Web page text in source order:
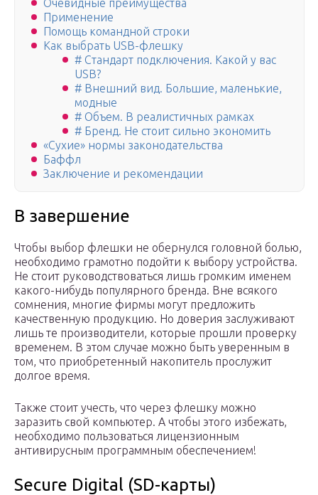
Очевидные преимущества
Применение
Помощь командной строки
Как выбрать USB-флешку
# Стандарт подключения. Какой у вас
USB?
# Внешний вид. Большие, маленькие,
модные
# Объем. В реалистичных рамках
# Бренд. Не стоит сильно экономить
«Сухие» нормы законодательства
Баффл
Заключение и рекомендации
В завершение
Чтобы выбор флешки не обернулся головной болью,
необходимо грамотно подойти к выбору устройства.
Не стоит руководствоваться лишь громким именем
какого-нибудь популярного бренда. Вне всякого
сомнения, многие фирмы могут предложить
качественную продукцию. Но доверия заслуживают
лишь те производители, которые прошли проверку
временем. В этом случае можно быть уверенным в
том, что приобретенный накопитель прослужит
долгое время.
Также стоит учесть, что через флешку можно
заразить свой компьютер. А чтобы этого избежать,
необходимо пользоваться лицензионным
антивирусным программным обеспечением!
Secure Digital (SD-карты)